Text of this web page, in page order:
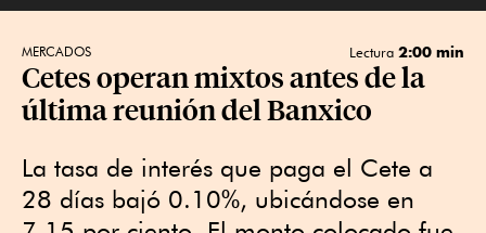
MERCADOS Lectura 2:00 min
Cetes operan mixtos antes de la
última reunión del Banxico
La tasa de interés que paga el Cete a
28 días bajó 0.10%, ubicándose en